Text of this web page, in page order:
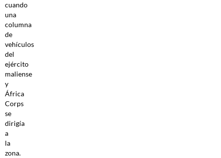
cuando
una
columna
de
vehículos
del
ejército
maliense
y
África
Corps
se
dirigía
a
la
zona.